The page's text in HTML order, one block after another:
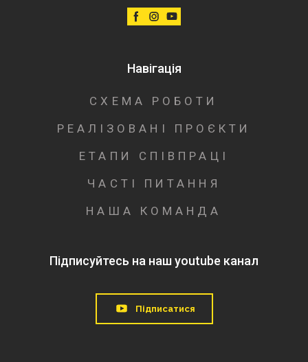
Навігація
СХЕМА РОБОТИ
РЕАЛІЗОВАНІ ПРОЄКТИ
ЕТАПИ СПІВПРАЦІ
ЧАСТІ ПИТАННЯ
НАША КОМАНДА
Підписуйтесь на наш youtube канал
Підписатися